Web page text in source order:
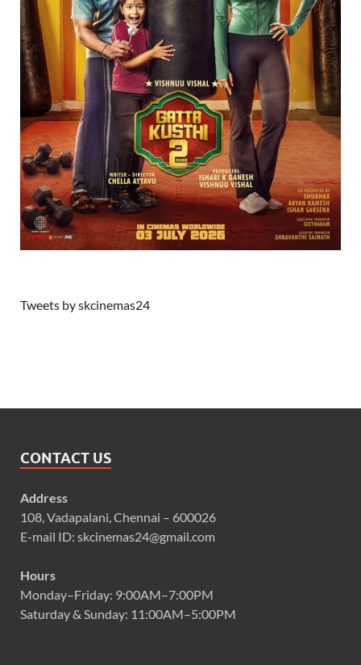
Tweets by skcinemas24
CONTACT US
Address
108, Vadapalani, Chennai – 600026
E-mail ID: skcinemas24@gmail.com
Hours
Monday–Friday: 9:00AM–7:00PM
Saturday & Sunday: 11:00AM–5:00PM